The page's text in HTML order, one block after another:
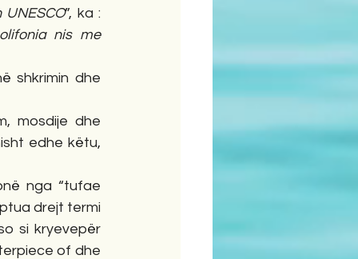
”, ka :
nis me
shkrimin dhe
mosdije dhe
edhe këtu,
nga “tufae
drejt termi
si kryevepër
of dhe